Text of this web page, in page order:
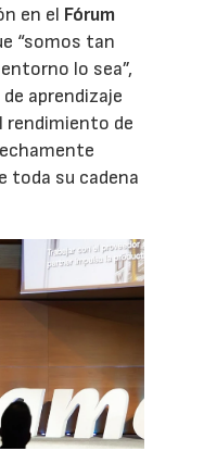
en el Fórum
“somos tan
lo sea”,
aprendizaje
rendimiento de
toda su cadena